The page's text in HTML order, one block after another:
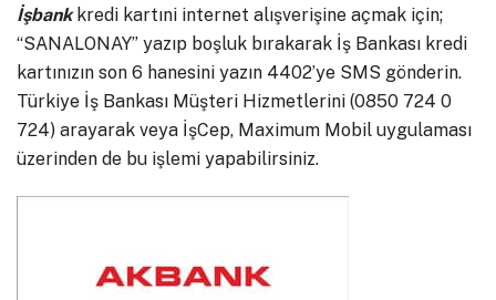
İşbankkredi kartıni internet alışverişine açmak için;
“SANALONAY” yazıp boşluk bırakarak İş Bankası kredi
kartınızın son 6 hanesini yazın 4402’ye SMS gönderin.
Türkiye İş Bankası Müşteri Hizmetlerini (0850 724 0
724) arayarak veya İşCep, Maximum Mobil uygulaması
üzerinden de bu işlemi yapabilirsiniz.